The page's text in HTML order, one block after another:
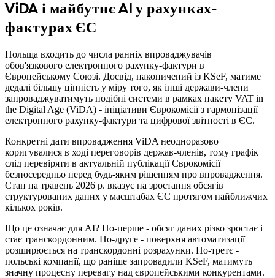
ViDA і майбутнє AI у рахунках-
фактурах ЄС
Польща входить до числа ранніх впроваджувачів
обов'язкового електронного рахунку-фактури в
Європейському Союзі. Досвід, накопичений із KSeF, матиме
дедалі більшу цінність у міру того, як інші держави-члени
запроваджуватимуть подібні системи в рамках пакету VAT in
the Digital Age (ViDA) - ініціативи Єврокомісії з гармонізації
електронного рахунку-фактури та цифрової звітності в ЄС.
Конкретні дати впровадження ViDA неодноразово
коригувалися в ході переговорів держав-членів, тому графік
слід перевіряти в актуальній публікації Єврокомісії
безпосередньо перед будь-яким рішенням про впровадження.
Стан на травень 2026 р. вказує на зростання обсягів
структурованих даних у масштабах ЄС протягом найближчих
кількох років.
Що це означає для AI? По-перше - обсяг даних різко зростає і
стає транскордонним. По-друге - поверхня автоматизації
розширюється на транскордонні розрахунки. По-третє -
польські компанії, що раніше запровадили KSeF, матимуть
значну процесну перевагу над європейськими конкурентами.